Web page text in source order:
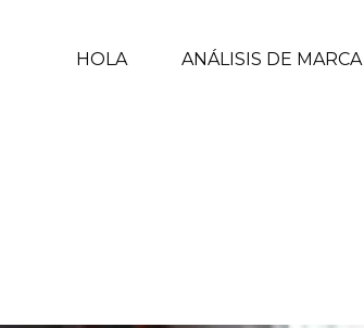
HOLA ANÁLISIS DE MARCA